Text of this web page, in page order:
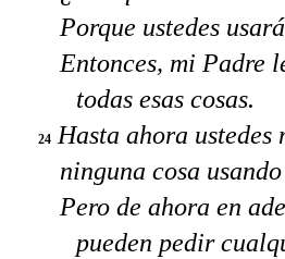
Porque ustedes
Entonces, mi Padre
todas esas cosas.
24 Hasta ahora ustedes
ninguna cosa
Pero de ahora en
pueden pedir